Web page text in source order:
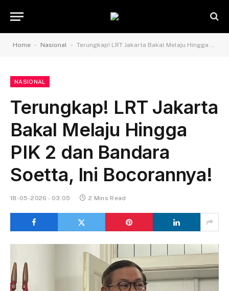
Home - Nasional - Terungkap! LRT Jakarta Bakal Melaju Hingga PIK 2 dan Bandara Soetta, Ini Bocorannya!
NASIONAL
Terungkap! LRT Jakarta
Bakal Melaju Hingga
PIK 2 dan Bandara
Soetta, Ini Bocorannya!
18-05-2026 - 03.05 2 Mins Read